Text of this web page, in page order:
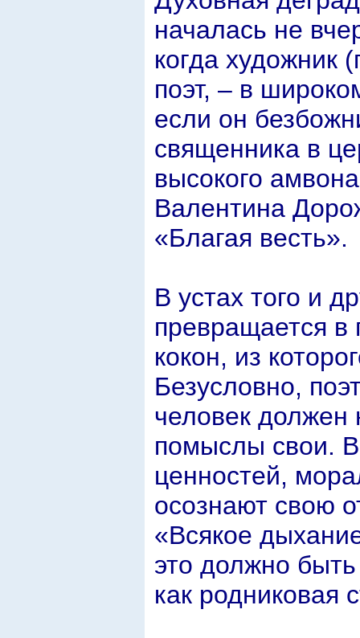
началась не
когда художник
поэт, – в
если он
священника в
высокого
Валентина
«Благая весть».
В устах того и
превращается в
кокон, из
Безусловно,
человек должен
помыслы свои.
ценностей,
осознают свою
«Всякое
это должно
как родниковая